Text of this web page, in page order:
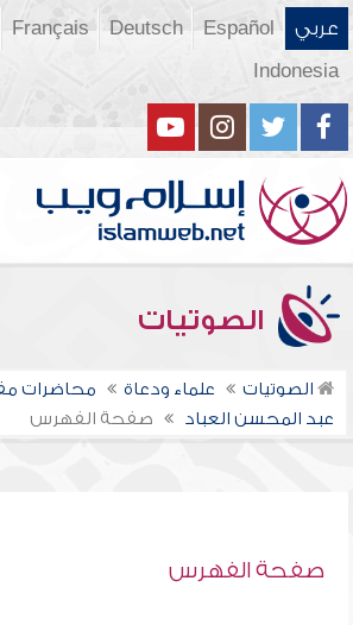
عربي Español
Deutsch
Français
Indonesia
الصوتيات
الصوتيات علماء ودعاة
محاضرات
عبد المحسن العباد
صفحة الفهرس
صفحة الفهرس